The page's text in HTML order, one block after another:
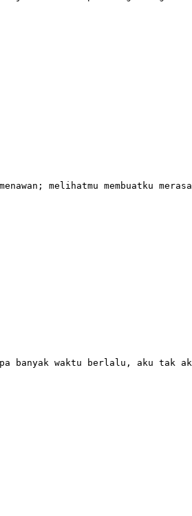
melihatmu membuatku
banyak waktu berlalu, aku tak